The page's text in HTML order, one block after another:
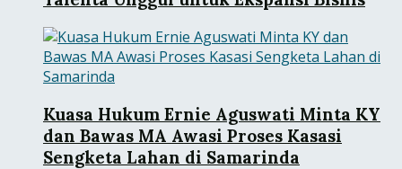
Kuasa Hukum Ernie Aguswati Minta KY
dan Bawas MA Awasi Proses Kasasi
Sengketa Lahan di Samarinda